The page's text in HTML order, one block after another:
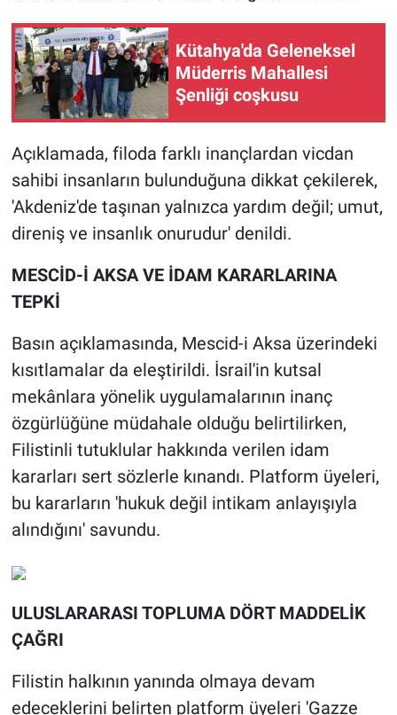
Kütahya'da Geleneksel
Müderris Mahallesi
Şenliği coşkusu
Açıklamada, filoda farklı inançlardan vicdan
sahibi insanların bulunduğuna dikkat çekilerek,
'Akdeniz'de taşınan yalnızca yardım değil; umut,
direniş ve insanlık onurudur' denildi.
MESCİD-İ AKSA VE İDAM KARARLARINA
TEPKİ
Basın açıklamasında, Mescid-i Aksa üzerindeki
kısıtlamalar da eleştirildi. İsrail'in kutsal
mekânlara yönelik uygulamalarının inanç
özgürlüğüne müdahale olduğu belirtilirken,
Filistinli tutuklular hakkında verilen idam
kararları sert sözlerle kınandı. Platform üyeleri,
bu kararların 'hukuk değil intikam anlayışıyla
alındığını' savundu.
ULUSLARARASI TOPLUMA DÖRT MADDELİK
ÇAĞRI
Filistin halkının yanında olmaya devam
edeceklerini belirten platform üyeleri 'Gazze